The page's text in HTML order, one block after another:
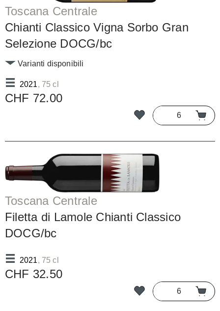
Toscana Centrale
Chianti Classico Vigna Sorbo Gran
Selezione DOCG/bc
2021, 75 cl
Varianti disponibili
CHF 72.00
Toscana Centrale
Filetta di Lamole Chianti Classico
DOCG/bc
2021, 75 cl
CHF 32.50